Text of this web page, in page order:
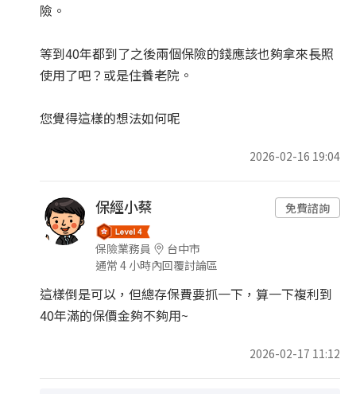
險。
等到40年都到了之後兩個保險的錢應該也夠拿來長照
使用了吧？或是住養老院。
您覺得這樣的想法如何呢
2026-02-16 19:04
保經小蔡
保險業務員
台中市
通常 4 小時內回覆討論區
免費諮詢
這樣倒是可以，但總存保費要抓一下，算一下複利到
40年滿的保價金夠不夠用~
2026-02-17 11:12